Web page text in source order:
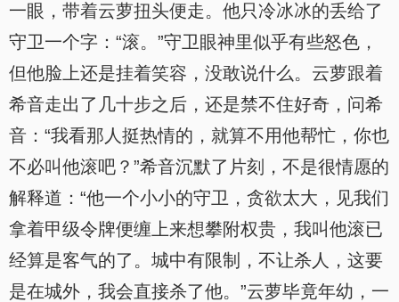
一眼，带着云萝扭头便走。他只冷冰冰的丢给了
守卫一个字：“滚。”守卫眼神里似乎有些怒色，
但他脸上还是挂着笑容，没敢说什么。云萝跟着
希音走出了几十步之后，还是禁不住好奇，问希
音：“我看那人挺热情的，就算不用他帮忙，你也
不必叫他滚吧？”希音沉默了片刻，不是很情愿的
解释道：“他一个小小的守卫，贪欲太大，见我们
拿着甲级令牌便缠上来想攀附权贵，我叫他滚已
经算是客气的了。城中有限制，不让杀人，这要
是在城外，我会直接杀了他。”云萝毕竟年幼，一